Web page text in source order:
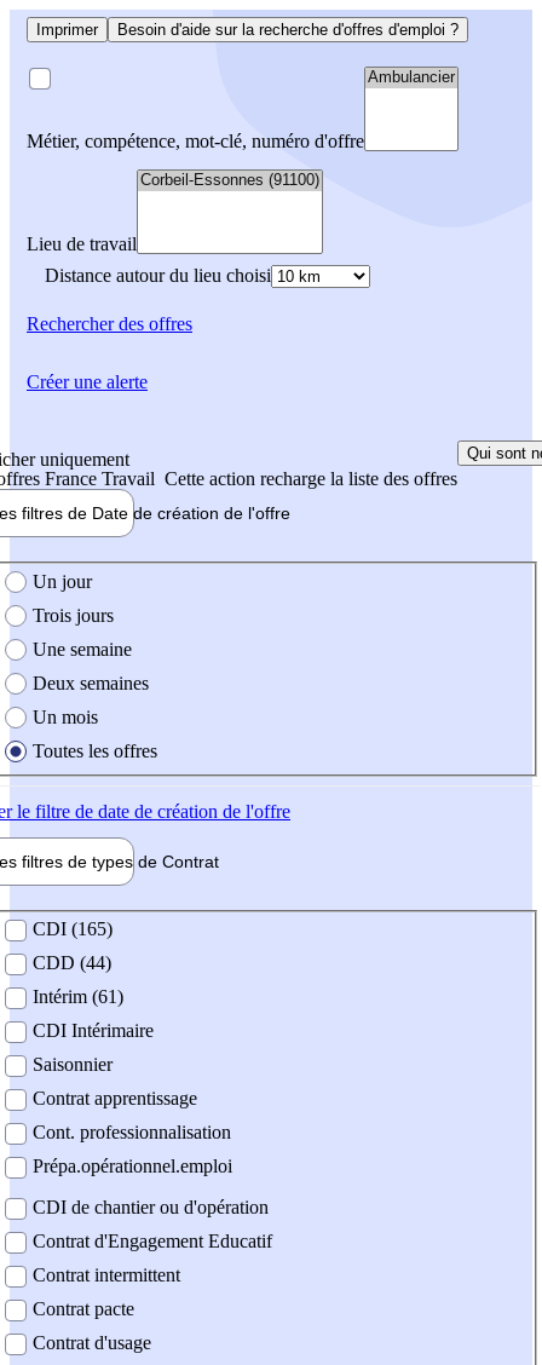
Imprimer Besoin d'aide sur la recherche d'offres d'emploi ?
Métier, compétence, mot-clé, numéro d'offre
Lieu de travail
Distance autour du lieu choisi
Rechercherdes offres
uniquement
France Travail Cette action recharge la liste des offres
Qui sont
filtres de Date de création de l'offre
création de l'offre
Un jour
Trois jours
Une semaine
Deux semaines
Un mois
Toutes les offres
le filtre de date de création de l'offre
filtres de types de Contrat
contrat
CDI (165)
CDD (44)
Intérim (61)
CDI Intérimaire
Saisonnier
Contrat apprentissage
Cont. professionnalisation
Prépa.opérationnel.emploi
CDI de chantier ou d'opération
Contrat d'Engagement Educatif
Contrat intermittent
Contrat pacte
Contrat d'usage
Créer une alerte